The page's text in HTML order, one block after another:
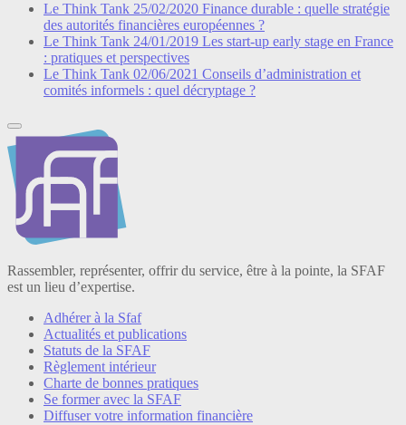
Le Think Tank 25/02/2020 Finance durable : quelle stratégie
des autorités financières européennes ?
Le Think Tank 24/01/2019 Les start-up early stage en France
: pratiques et perspectives
Le Think Tank 02/06/2021 Conseils d’administration et
comités informels : quel décryptage ?
Rassembler, représenter, offrir du service, être à la pointe, la SFAF
est un lieu d’expertise.
Adhérer à la Sfaf
Actualités et publications
Statuts de la SFAF
Règlement intérieur
Charte de bonnes pratiques
Se former avec la SFAF
Diffuser votre information financière